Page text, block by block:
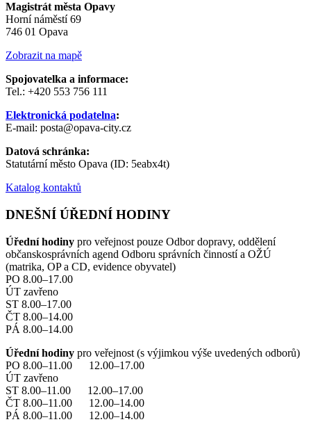
Magistrát města Opavy
Horní náměstí 69
746 01 Opava
Zobrazit na mapě
Spojovatelka a informace:
Tel.: +420 553 756 111
Elektronická podatelna:
E-mail: posta@opava-city.cz
Datová schránka:
Statutární město Opava (ID: 5eabx4t)
Katalog kontaktů
DNEŠNÍ ÚŘEDNÍ HODINY
Úřední hodiny pro veřejnost pouze Odbor dopravy, oddělení
občanskosprávních agend Odboru správních činností a OŽÚ
(matrika, OP a CD, evidence obyvatel)
PO 8.00–17.00
ÚT zavřeno
ST 8.00–17.00
ČT 8.00–14.00
PÁ 8.00–14.00
Úřední hodiny pro veřejnost (s výjimkou výše uvedených odborů)
PO 8.00–11.00 12.00–17.00
ÚT zavřeno
ST 8.00–11.00 12.00–17.00
ČT 8.00–11.00 12.00–14.00
PÁ 8.00–11.00 12.00–14.00